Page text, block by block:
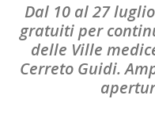
Dal 10 al 27
gratuiti per
delle Ville
Cerreto Guidi.